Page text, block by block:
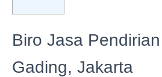
Biro Jasa
Gading, Jakarta